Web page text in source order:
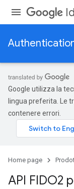
Google utilizza la
lingua preferita. Le
contenere errori.
Home page
API FIDO2